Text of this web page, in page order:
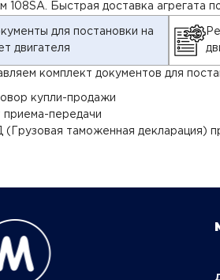
108SA. Быстрая доставка агрегата
для постановки на
двигателя
комплект документов для
купли-продажи
приема-передачи
(Грузовая таможенная декларация)